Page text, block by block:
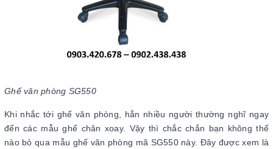
Ghế văn phòng SG550
Khi nhắc tới ghế văn phòng, hẳn nhiều người thường nghĩ ngay
đến các mẫu ghế chân xoay. Vậy thì chắc chắn bạn không thể
nào bỏ qua mẫu ghế văn phòng mã SG550 này. Đây được xem là